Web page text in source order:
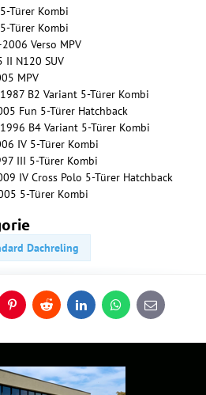
Türer Kombi
Türer Kombi
Verso MPV
II N120 SUV
MPV
B2 Variant 5-Türer Kombi
Fun 5-Türer Hatchback
B4 Variant 5-Türer Kombi
IV 5-Türer Kombi
III 5-Türer Kombi
IV Cross Polo 5-Türer Hatchback
5-Türer Kombi
Dachreling
PinterestReddit LinkedInWhatsApp
E-
mail